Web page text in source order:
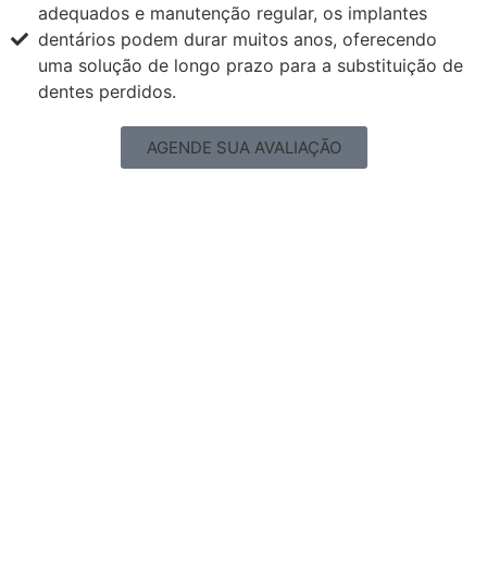
adequados e manutenção regular, os implantes
dentários podem durar muitos anos, oferecendo
uma solução de longo prazo para a substituição de
dentes perdidos.
AGENDE SUA AVALIAÇÃO